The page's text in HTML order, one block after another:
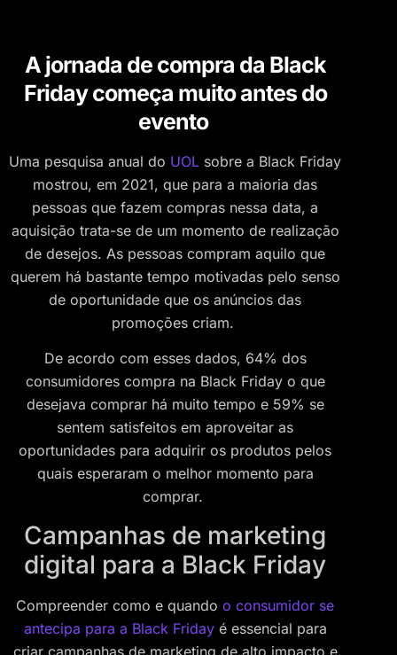
A jornada de compra da Black
Friday começa muito antes do
evento
Uma pesquisa anual do UOL sobre a Black Friday
mostrou, em 2021, que para a maioria das
pessoas que fazem compras nessa data, a
aquisição trata-se de um momento de realização
de desejos. As pessoas compram aquilo que
querem há bastante tempo motivadas pelo senso
de oportunidade que os anúncios das
promoções criam.
De acordo com esses dados, 64% dos
consumidores compra na Black Friday o que
desejava comprar há muito tempo e 59% se
sentem satisfeitos em aproveitar as
oportunidades para adquirir os produtos pelos
quais esperaram o melhor momento para
comprar.
Campanhas de marketing
digital para a Black Friday
Compreender como e quando o consumidor se
antecipa para a Black Fridayé essencial para
criar campanhas de marketing de alto impacto e